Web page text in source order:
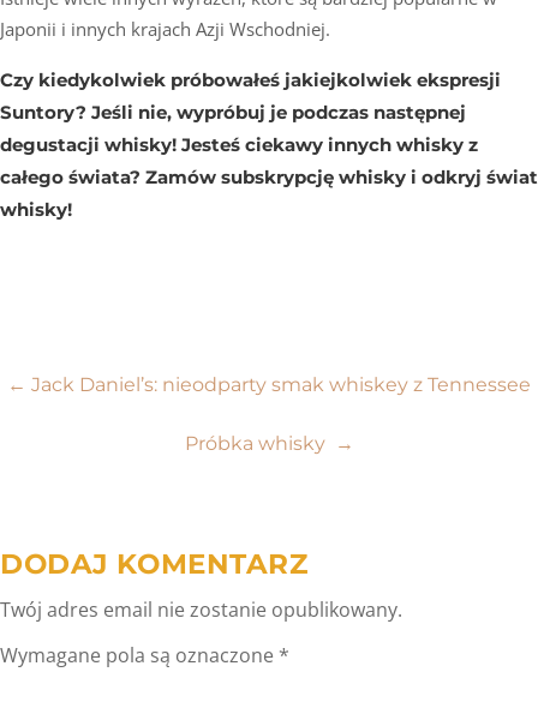
Japonii i innych krajach Azji Wschodniej.
Czy kiedykolwiek próbowałeś jakiejkolwiek ekspresji
Suntory? Jeśli nie, wypróbuj je podczas następnej
degustacji whisky! Jesteś ciekawy innych whisky z
całego świata? Zamów subskrypcję whisky i odkryj świat
whisky!
Nawigacja
← Jack Daniel’s: nieodparty smak whiskey z Tennessee
Próbka whisky →
DODAJ KOMENTARZ
Twój adres email nie zostanie opublikowany.
Wymagane pola są oznaczone *